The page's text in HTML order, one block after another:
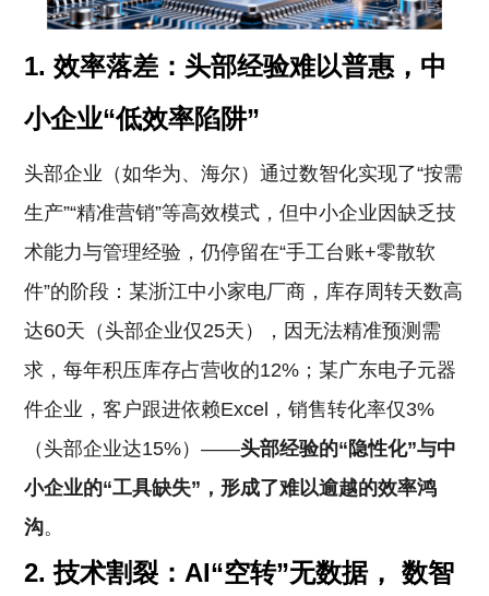
1.效率落差：头部经验难以普惠，中
小企业“低效率陷阱”
头部企业（如华为、海尔）通过数智化实现了“按需
生产”“精准营销”等高效模式，但中小企业因缺乏技
术能力与管理经验，仍停留在“手工台账+零散软
件”的阶段：某浙江中小家电厂商，库存周转天数高
达60天（头部企业仅25天），因无法精准预测需
求，每年积压库存占营收的12%；某广东电子元器
件企业，客户跟进依赖Excel，销售转化率仅3%
（头部企业达15%）——头部经验的“隐性化”与中
小企业的“工具缺失”，形成了难以逾越的效率鸿
沟。
2.技术割裂：AI“空转”无数据，
数智